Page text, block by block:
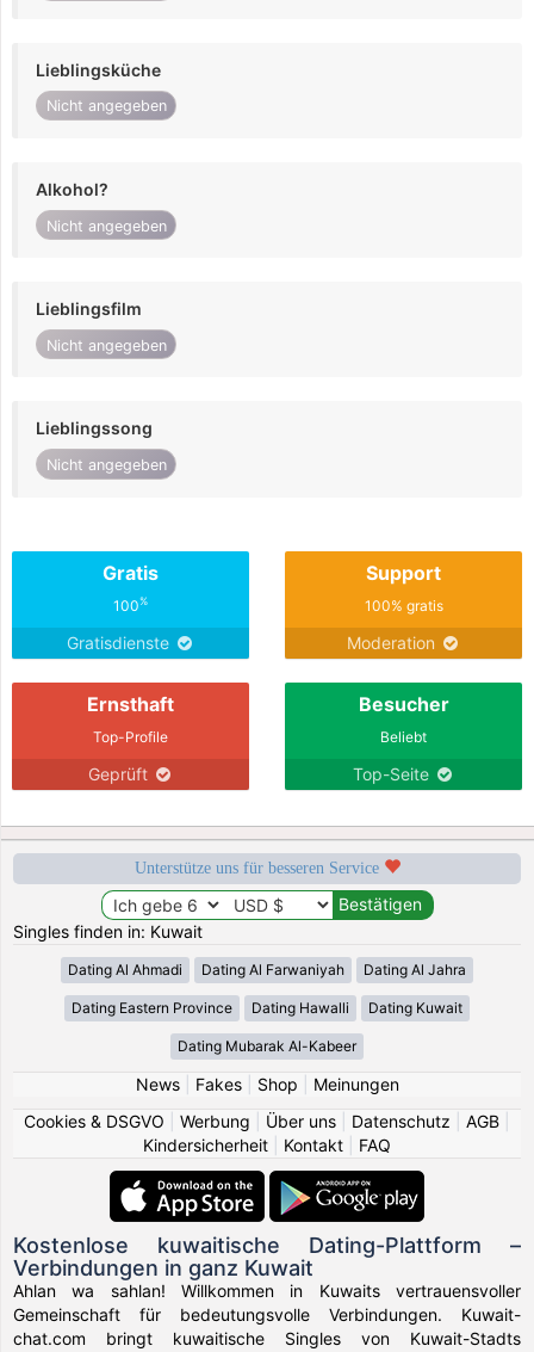
Lieblingsküche
Nicht angegeben
Alkohol?
Nicht angegeben
Lieblingsfilm
Nicht angegeben
Lieblingssong
Nicht angegeben
Gratis
100%
Gratisdienste
Support
100% gratis
Moderation
Ernsthaft
Top-Profile
Geprüft
Besucher
Beliebt
Top-Seite
Unterstütze uns für besseren Service
Singles finden in: Kuwait
Dating Al Ahmadi Dating Al Farwaniyah Dating Al Jahra
Dating Eastern Province Dating Hawalli Dating Kuwait
Dating Mubarak Al-Kabeer
News| Fakes| Shop
Meinungen
Cookies & DSGVO
Werbung Über uns Datenschutz AGB
Kindersicherheit
Kontakt FAQ
Kostenlose kuwaitische Dating-Plattform –
Verbindungen in ganz Kuwait
Ahlan wa sahlan! Willkommen in Kuwaits vertrauensvoller
Gemeinschaft für bedeutungsvolle Verbindungen. Kuwait-
chat.com bringt kuwaitische Singles von Kuwait-Stadts